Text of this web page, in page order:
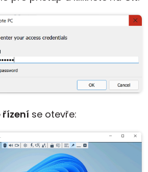
řízení se otevře: